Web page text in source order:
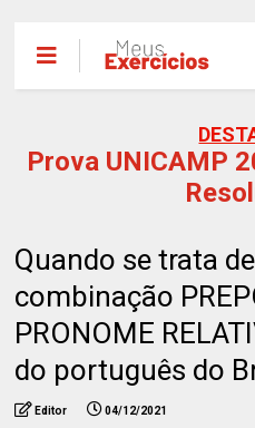
Prova UNICAMP
Quando se trata
combinação
PRONOME
do português do
Editor 04/12/2021